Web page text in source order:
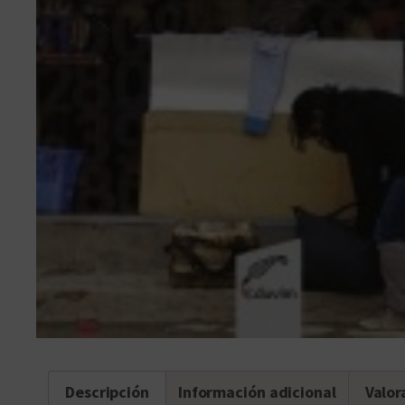
Descripción Información adicional